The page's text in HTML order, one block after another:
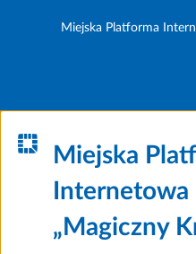
Miejska Platforma
Miejska
Internetowa
„Magiczny